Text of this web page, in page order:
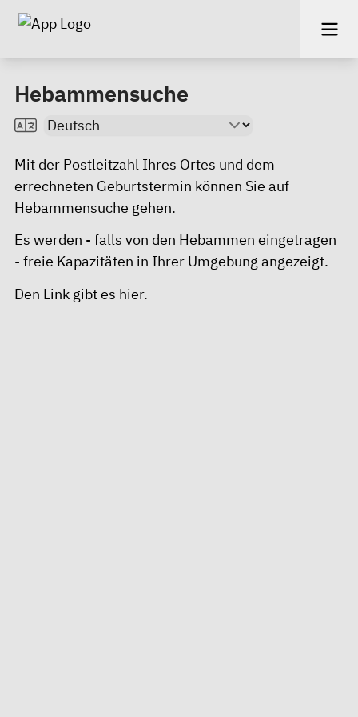
Hebammensuche
Mit der Postleitzahl Ihres Ortes und dem
errechneten Geburtstermin können Sie auf
Hebammensuche gehen.
Es werden - falls von den Hebammen eingetragen
- freie Kapazitäten in Ihrer Umgebung angezeigt.
Den Link gibt es hier.